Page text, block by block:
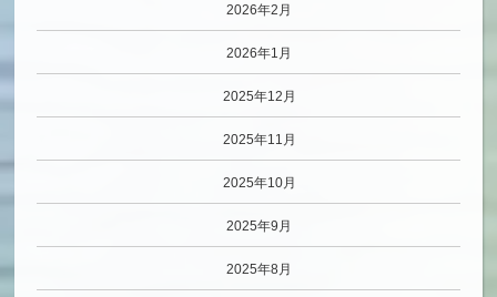
2026年2月
2026年1月
2025年12月
2025年11月
2025年10月
2025年9月
2025年8月